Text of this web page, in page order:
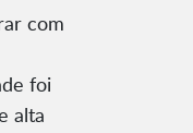
com
foi
alta